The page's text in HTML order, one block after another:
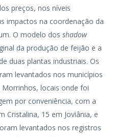
preços, nos níveis
impactos na coordenação da
O modelo dos shadow
da produção de feijão e a
duas plantas industriais. Os
levantados nos municípios
Morrinhos, locais onde foi
por conveniência, com a
Cristalina, 15 em Joviânia, e
levantados nos registros